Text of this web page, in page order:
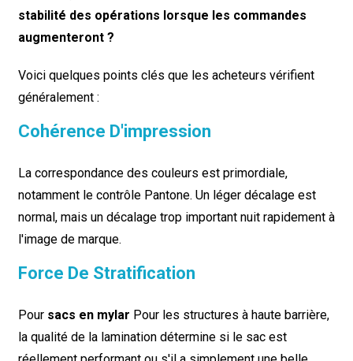
stabilité des opérations lorsque les commandes
augmenteront ?
Voici quelques points clés que les acheteurs vérifient
généralement :
Cohérence D'impression
La correspondance des couleurs est primordiale,
notamment le contrôle Pantone. Un léger décalage est
normal, mais un décalage trop important nuit rapidement à
l'image de marque.
Force De Stratification
Pour sacs en mylar Pour les structures à haute barrière,
la qualité de la lamination détermine si le sac est